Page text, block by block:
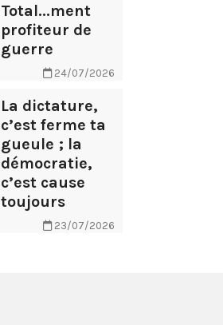
Total...ment
profiteur de
guerre
24/07/2026
La dictature,
c’est ferme ta
gueule ; la
démocratie,
c’est cause
toujours
23/07/2026